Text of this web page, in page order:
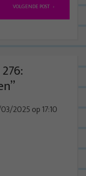
VOLGENDE POST
”
2025 op 17:10